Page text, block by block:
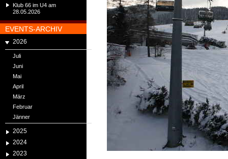
Klub 66 im U4 am
28.05.2026
EVENTS-ARCHIV
2026
Juli
Juni
Mai
April
März
Februar
Jänner
2025
2024
2023